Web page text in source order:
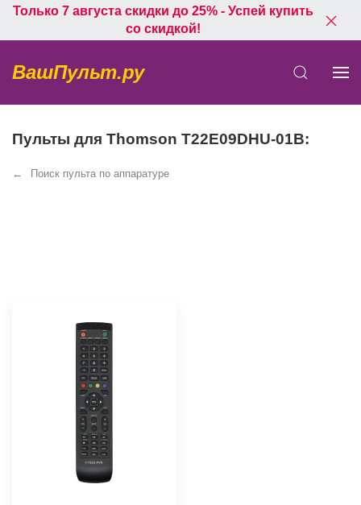
Только 7 августа скидки до 25% - Успей купить
со скидкой!
ВашПульт.ру
Пульты для Thomson T22E09DHU-01B:
Поиск пульта по аппаратуре